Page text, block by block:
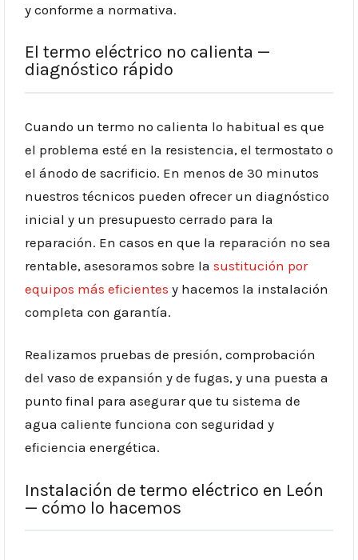
y conforme a normativa.
El termo eléctrico no calienta —
diagnóstico rápido
Cuando un termo no calienta lo habitual es que
el problema esté en la resistencia, el termostato o
el ánodo de sacrificio. En menos de 30 minutos
nuestros técnicos pueden ofrecer un diagnóstico
inicial y un presupuesto cerrado para la
reparación. En casos en que la reparación no sea
rentable, asesoramos sobre la sustitución por
equipos más eficientes y hacemos la instalación
completa con garantía.
Realizamos pruebas de presión, comprobación
del vaso de expansión y de fugas, y una puesta a
punto final para asegurar que tu sistema de
agua caliente funciona con seguridad y
eficiencia energética.
Instalación de termo eléctrico en León
— cómo lo hacemos